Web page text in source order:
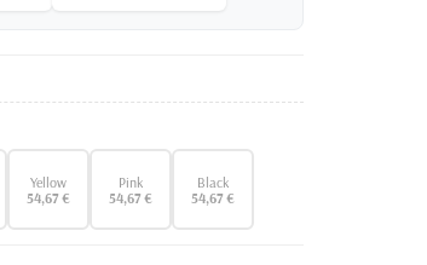
Yellow
54,67 €
Pink
54,67 €
Black
54,67 €